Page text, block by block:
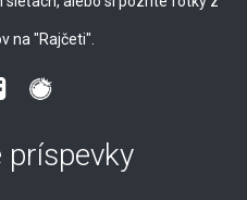
na "Rajčeti".
príspevky